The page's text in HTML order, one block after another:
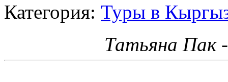
Категория: Туры в
Татьяна Пак